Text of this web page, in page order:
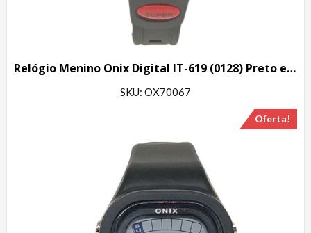
Relógio Menino Onix Digital IT-619 (0128) Preto e Vermelho
SKU: OX70067
Oferta!